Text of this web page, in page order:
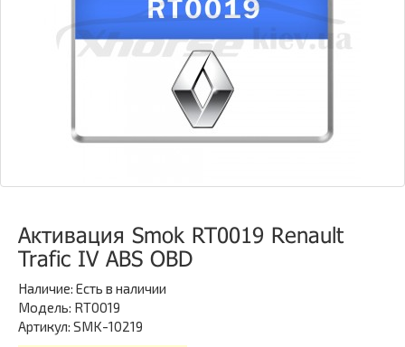
Активация Smok RT0019 Renault
Trafic IV ABS OBD
Наличие: Есть в наличии
Модель: RT0019
Артикул: SMK-10219